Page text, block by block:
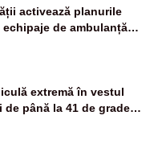
activează planurile
de ambulanță
de medicamente
extremă în vestul
de până la 41 de grade